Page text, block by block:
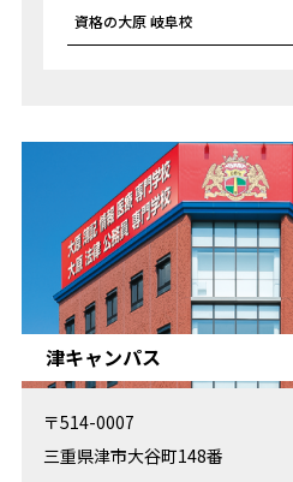
資格の大原 岐阜校
津キャンパス
〒514-0007
三重県津市大谷町148番